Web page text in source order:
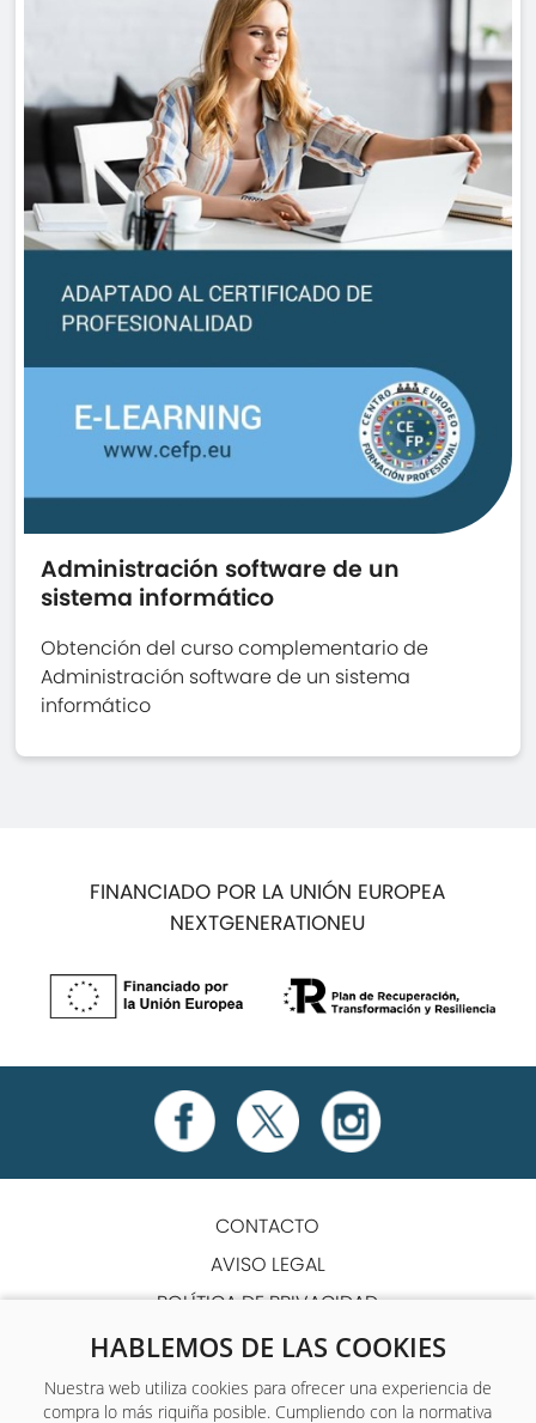
HABLEMOS DE LAS COOKIES
Nuestra web utiliza cookies para ofrecer una experiencia de
compra lo más riquiña posible. Cumpliendo con la normativa
Administración software de un
sistema informático
Obtención del curso complementario de
Administración software de un sistema
informático
FINANCIADO POR LA UNIÓN EUROPEA
NEXTGENERATIONEU
CONTACTO
AVISO LEGAL
POLÍTICA DE PRIVACIDAD
POLÍTICA DE COOKIES
TÉRMINOS Y CONDICIONES
ACCESIBILIDAD